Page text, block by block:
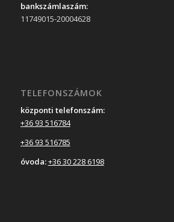
bankszámlaszám:
11749015-20004628
TELEFONSZÁMOK
központi telefonszám:
+36 93 516784
+36 93 516785
óvoda:+36 30 228 6198